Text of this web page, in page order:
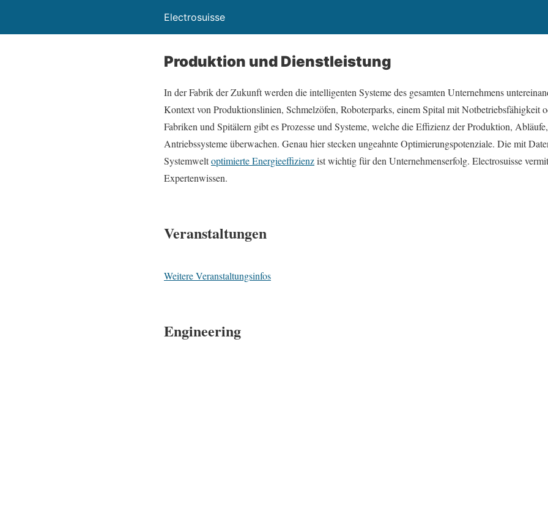
Electrosuisse
Produktion und Dienstleistung
In der Fabrik der Zukunft werden die intelligenten Systeme des gesamten Unternehmens
Kontext von Produktionslinien, Schmelzöfen, Roboterparks, einem Spital mit Notbetriebsfähigkeit
Fabriken und Spitälern gibt es Prozesse und Systeme, welche die Effizienz der Produktion,
Antriebssysteme überwachen. Genau hier stecken ungeahnte Optimierungspotenziale. Die mit
Systemweltoptimierte Energieeffizienzist wichtig für den Unternehmenserfolg. Electrosuisse
Expertenwissen.
Veranstaltungen
Weitere Veranstaltungsinfos
Engineering